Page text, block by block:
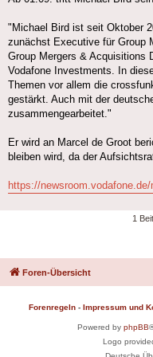
"Michael Bird ist seit Oktober
zunächst Executive für Group
Group Mergers & Acquisitions
Vodafone Investments. In
Themen vor allem die
gestärkt. Auch mit der
zusammengearbeitet."
Er wird an Marcel de Groot
bleiben wird, da der
https://
1
Foren-Übersicht
Forenregeln - Impressum und
Powered by phpBB
Logo